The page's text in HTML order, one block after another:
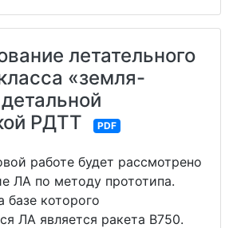
летательного
«земля-
РДТТ
PDF
работе будет рассмотрено
ЛА по методу прототипа.
базе которого
ЛА является ракета В750.